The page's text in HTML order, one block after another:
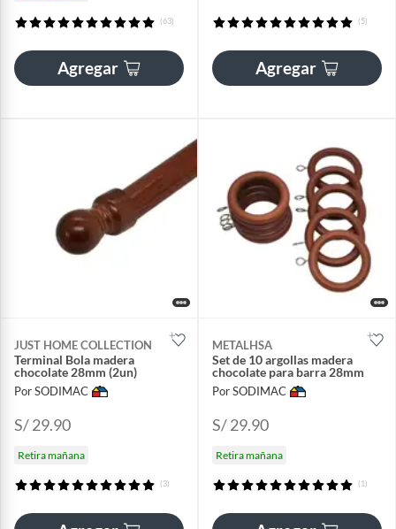
(63)
Agregar
(5)
Agregar
JUST HOME COLLECTION
Terminal Bola madera
chocolate 28mm (2un)
Por SODIMAC
S/ 29.90
Retira mañana
(3)
METALHSA
Set de 10 argollas madera
chocolate para barra 28mm
Por SODIMAC
S/ 29.90
Retira mañana
(1)